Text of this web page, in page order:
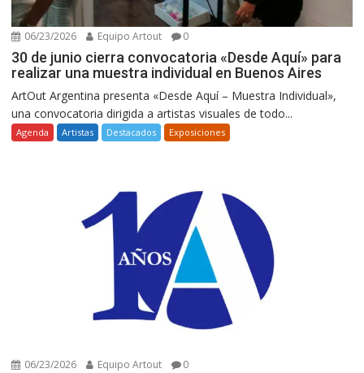
06/23/2026 Equipo Artout 0
30 de junio cierra convocatoria «Desde Aquí» para
realizar una muestra individual en Buenos Aires
ArtOut Argentina presenta «Desde Aquí – Muestra Individual»,
una convocatoria dirigida a artistas visuales de todo...
Agenda Artistas Destacados Exposiciones
06/23/2026 Equipo Artout 0